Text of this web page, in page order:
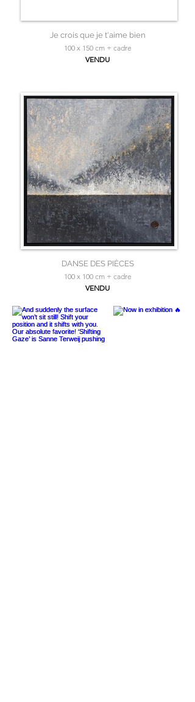
Je crois que je t'aime bien
100 x 150 cm + cadre
VENDU
DANSE DES PIÈCES
100 x 100 cm + cadre
VENDU